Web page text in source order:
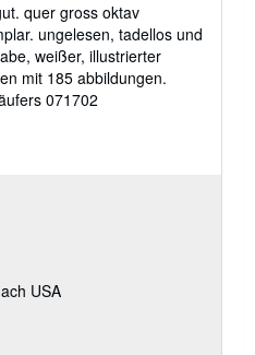
quer gross oktav
ungelesen, tadellos und
weißer, illustrierter
mit 185 abbildungen.
071702
USA